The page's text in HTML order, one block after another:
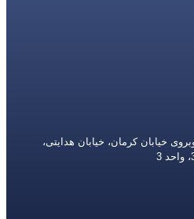
خیابان کرمان، خیابان هدایتی،